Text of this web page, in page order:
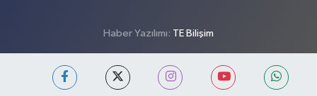
Haber Yazılımı: TE Bilişim